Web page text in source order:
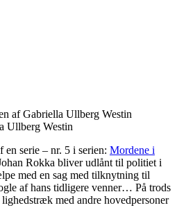
Ullberg Westin
en serie – nr. 5 i serien: Mordene i
Rokka bliver udlånt til politiet i
med en sag med tilknytning til
af hans tidligere venner… På trods
med andre hovedpersoner